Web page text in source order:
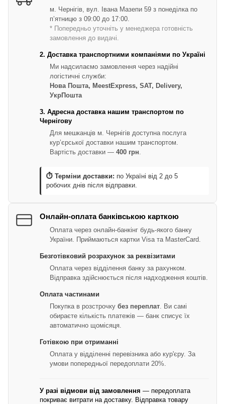
м. Чернігів, вул. Івана Мазепи 59 з понеділка по
п’ятницю з 09:00 до 17:00.
* Попередньо уточніть у менеджера готовність
замовлення до видачі.
2. Доставка транспортними компаніями по Україні
Ми надсилаємо замовлення через надійні
логістичні служби:
Нова Пошта, MeestExpress, SAT, Delivery,
УкрПошта
3. Адресна доставка нашим транспортом по
Чернігову
Для мешканців м. Чернігів доступна послуга
кур’єрської доставки нашим транспортом.
Вартість доставки — 400 грн
⏱ Терміни доставки: по Україні від 2 до 5
робочих днів після відправки.
Онлайн-оплата банківською карткою
Оплата через онлайн-банкінг будь-якого банку
України. Приймаються картки Visa та MasterCard.
Безготівковий розрахунок за реквізитами
Оплата через відділення банку за рахунком.
Відправка здійснюється після надходження коштів.
Оплата частинами
Покупка в розстрочку без переплат . Ви самі
обираєте кількість платежів — банк списує їх
автоматично щомісяця.
Готівкою при отриманні
Оплата у відділенні перевізника або кур'єру. За
умови попередньої передоплати 20%.
У разі відмови від замовлення — передоплата
покриває витрати на доставку. Відправка товару